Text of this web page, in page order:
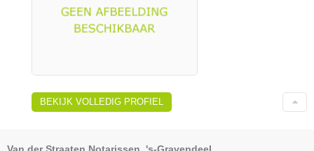
BEKIJK VOLLEDIG PROFIEL